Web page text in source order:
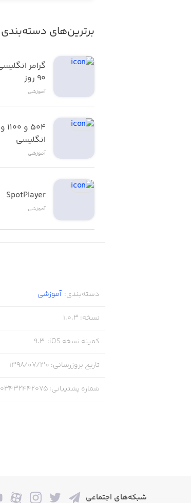
برترین‌های دسته‌بندی
٩٠ روز
آموزشی
انگلیسی
آموزشی
SpotPlayer
آموزشی
دسته‌بندی: آموزشی
نسخه:
1.0.3
کمینه نسخه iOS :
9.3
تاریخ بروزرسانی: ۱۳۹۸/۰۷/۳۰
شماره پشتیبانی:
03432442075
شبکه‌های اجتماعی